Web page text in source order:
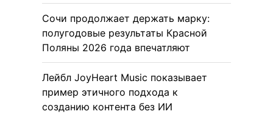
Сочи продолжает держать марку:
полугодовые результаты Красной
Поляны 2026 года впечатляют
Лейбл JoyHeart Music показывает
пример этичного подхода к
созданию контента без ИИ